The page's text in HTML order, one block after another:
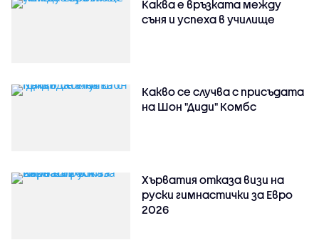
Каква е връзката между
съня и успеха в училище
Какво се случва с присъдата
на Шон "Диди" Комбс
Хърватия отказа визи на
руски гимнастички за Евро
2026